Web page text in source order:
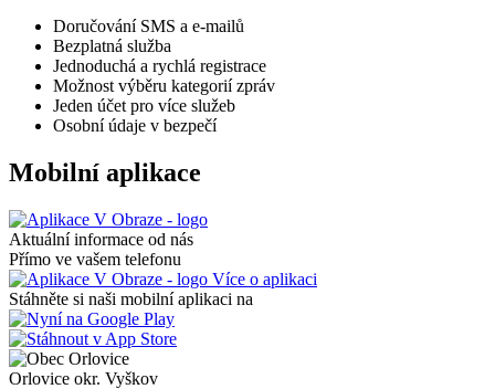
Doručování SMS a e-mailů
Bezplatná služba
Jednoduchá a rychlá registrace
Možnost výběru kategorií zpráv
Jeden účet pro více služeb
Osobní údaje v bezpečí
Mobilní aplikace
Aktuální informace od nás
Přímo ve vašem telefonu
Více o aplikaci
Stáhněte si naši mobilní aplikaci na
Orlovice okr. Vyškov